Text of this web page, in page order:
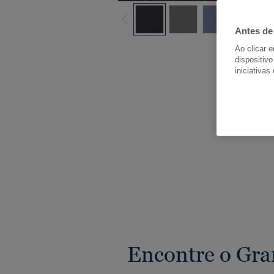
Ver
Encontre o
Antes
Ao clicar
iniciativas